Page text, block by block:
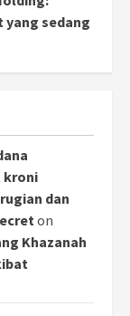
yang sedang
kroni
dan
on
Khazanah